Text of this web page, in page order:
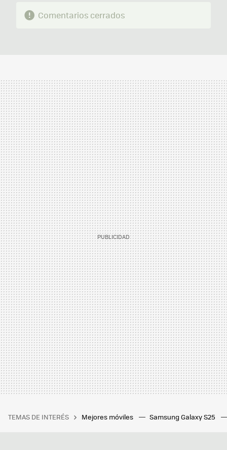
Comentarios cerrados
TEMAS DE INTERÉS Mejores móviles Samsung Galaxy S25